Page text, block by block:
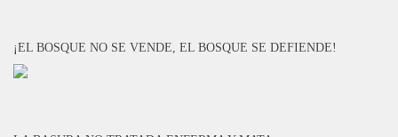
¡EL BOSQUE NO SE VENDE, EL BOSQUE SE DEFIENDE!